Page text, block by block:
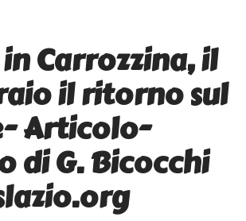
Carrozzina, il
il ritorno sul
Articolo-
di G. Bicocchi